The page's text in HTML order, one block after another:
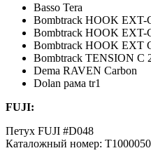
Basso Tera
Bombtrack HOOK EXT-
Bombtrack HOOK EXT-
Bombtrack HOOK EXT
Bombtrack TENSION C
Dema RAVEN Carbon
Dolan рама tr1
FUJI:
Петух FUJI #D048
Каталожный номер: